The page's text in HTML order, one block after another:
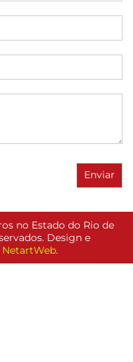
no Estado do Rio de
Design e
NetartWeb.